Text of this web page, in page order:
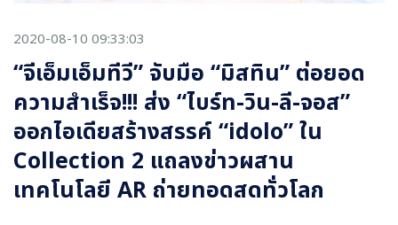
2020-08-10 09:33:03
“จีเอ็มเอ็มทีวี” จับมือ “มิสทิน” ต่อยอด
ความสำเร็จ!!! ส่ง “ไบร์ท-วิน-ลี-จอส”
ออกไอเดียสร้างสรรค์ “idolo” ใน
Collection 2 แถลงข่าวผสาน
เทคโนโลยี AR ถ่ายทอดสดทั่วโลก